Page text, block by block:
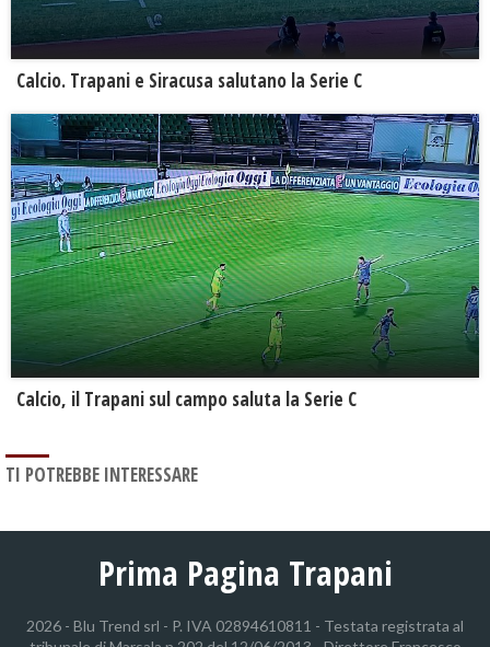
Calcio. Trapani e Siracusa salutano la Serie C
Calcio, il Trapani sul campo saluta la Serie C
TI POTREBBE INTERESSARE
Prima Pagina Trapani
2026 - Blu Trend srl - P. IVA 02894610811 - Testata registrata al